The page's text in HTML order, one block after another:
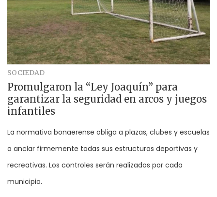
SOCIEDAD
Promulgaron la “Ley Joaquín” para
garantizar la seguridad en arcos y juegos
infantiles
La normativa bonaerense obliga a plazas, clubes y escuelas
a anclar firmemente todas sus estructuras deportivas y
recreativas. Los controles serán realizados por cada
municipio.